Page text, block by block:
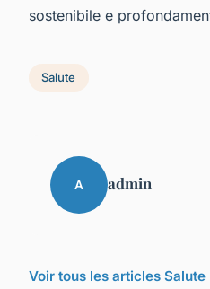
sostenibile e
Salute
A admin
Voir tous les articles